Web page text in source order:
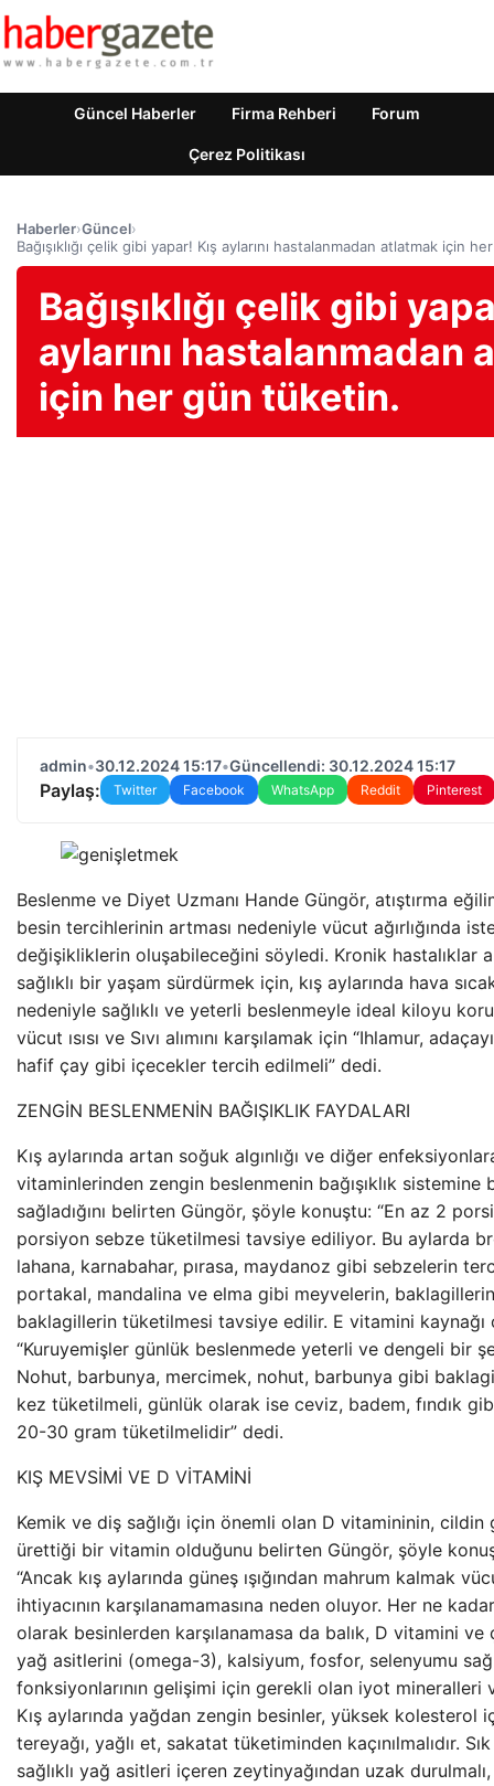
Güncel Haberler Firma Rehberi Forum
Çerez Politikası
Haberler›Güncel›
Bağışıklığı çelik gibi yapar! Kış aylarını hastalanmadan atlatmak için
Bağışıklığı çelik gibi
aylarını hastalanmadan
için her gün tüketin.
admin•30.12.2024 15:17•Güncellendi: 30.12.2024 15:17
Paylaş: Twitter Facebook WhatsApp Reddit Pinterest
Beslenme ve Diyet Uzmanı Hande Güngör, atıştırma
besin tercihlerinin artması nedeniyle vücut ağırlığında
değişikliklerin oluşabileceğini söyledi. Kronik hastalıklar
sağlıklı bir yaşam sürdürmek için, kış aylarında hava
nedeniyle sağlıklı ve yeterli beslenmeyle ideal kiloyu
vücut ısısı ve Sıvı alımını karşılamak için “Ihlamur,
hafif çay gibi içecekler tercih edilmeli” dedi.
ZENGİN BESLENMENİN BAĞIŞIKLIK FAYDALARI
Kış aylarında artan soğuk algınlığı ve diğer
vitaminlerinden zengin beslenmenin bağışıklık sistemine
sağladığını belirten Güngör, şöyle konuştu: “En az 2
porsiyon sebze tüketilmesi tavsiye ediliyor. Bu aylarda
lahana, karnabahar, pırasa, maydanoz gibi sebzelerin
portakal, mandalina ve elma gibi meyvelerin,
baklagillerin tüketilmesi tavsiye edilir. E vitamini kaynağı
“Kuruyemişler günlük beslenmede yeterli ve dengeli bir
Nohut, barbunya, mercimek, nohut, barbunya gibi
kez tüketilmeli, günlük olarak ise ceviz, badem, fındık
20-30 gram tüketilmelidir” dedi.
KIŞ MEVSİMİ VE D VİTAMİNİ
Kemik ve diş sağlığı için önemli olan D vitamininin, cildin
ürettiği bir vitamin olduğunu belirten Güngör, şöyle
“Ancak kış aylarında güneş ışığından mahrum kalmak
ihtiyacının karşılanamamasına neden oluyor. Her ne
olarak besinlerden karşılanamasa da balık, D vitamini ve
yağ asitlerini (omega-3), kalsiyum, fosfor, selenyumu
fonksiyonlarının gelişimi için gerekli olan iyot mineralleri
Kış aylarında yağdan zengin besinler, yüksek kolesterol
tereyağı, yağlı et, sakatat tüketiminden kaçınılmalıdır.
sağlıklı yağ asitleri içeren zeytinyağından uzak